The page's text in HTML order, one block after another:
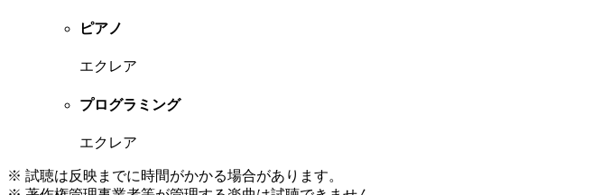
ピアノ
エクレア
プログラミング
エクレア
※ 試聴は反映までに時間がかかる場合があります。